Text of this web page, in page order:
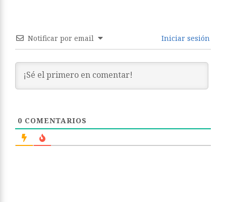
Notificar por email Iniciar sesión
0 COMENTARIOS